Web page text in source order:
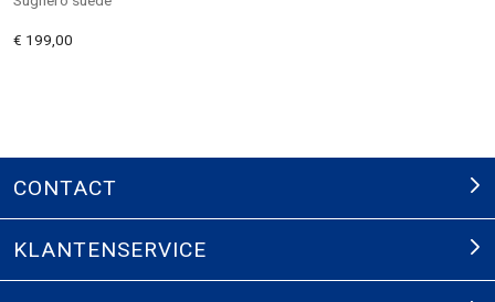
€ 199,00
CONTACT
KLANTENSERVICE